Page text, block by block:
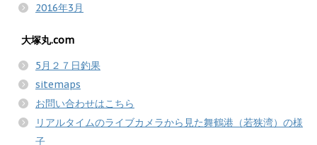
2016年3月
大塚丸.com
5月２７日釣果
sitemaps
お問い合わせはこちら
リアルタイムのライブカメラから見た舞鶴港（若狭湾）の様
子